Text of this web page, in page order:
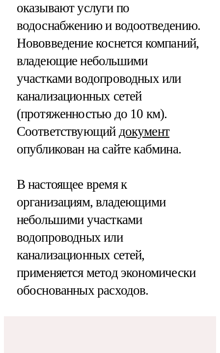
оказывают услуги по
водоснабжению и водоотведению.
Нововведение коснется компаний,
владеющие небольшими
участками водопроводных или
канализационных сетей
(протяженностью до 10 км).
Соответствующий документ
опубликован на сайте кабмина.
В настоящее время к
организациям, владеющими
небольшими участками
водопроводных или
канализационных сетей,
применяется метод экономически
обоснованных расходов.